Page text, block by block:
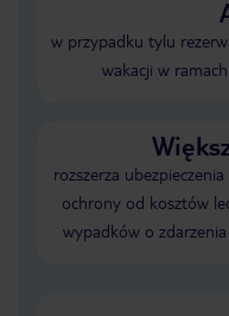
w przypadku tylu
wakacji w
rozszerza
ochrony od kosztów
wypadków o